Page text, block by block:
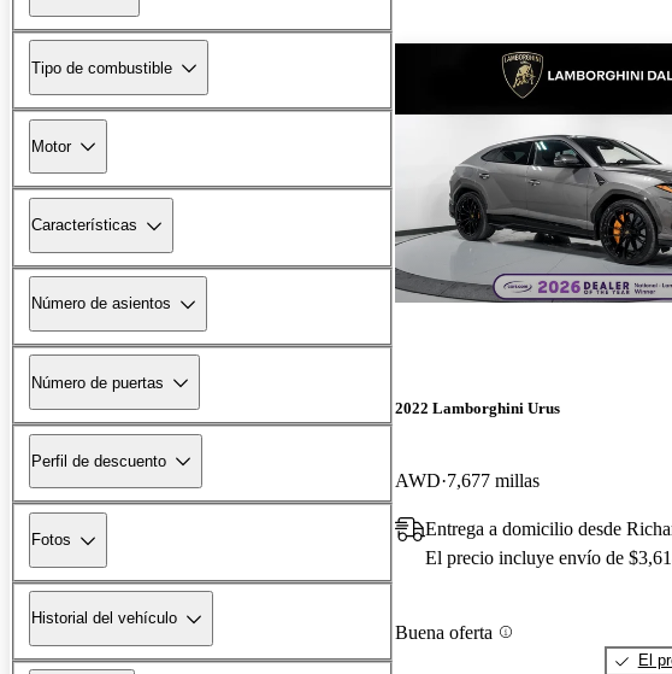
Tipo de combustible
Motor
Características
Número de asientos
Número de puertas
Perfil de descuento
Fotos
Historial del vehículo
2022 Lamborghini Urus
AWD 7,677 millas
Entrega a domicilio desde
El precio incluye envío de
Buena oferta
El